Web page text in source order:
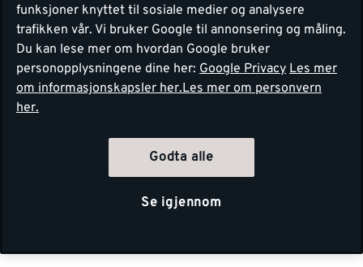
funksjoner knyttet til sosiale medier og analysere
trafikken vår. Vi bruker Google til annonsering og måling.
Du kan lese mer om hvordan Google bruker
personopplysningene dine her: Google Privacy Les mer
om informasjonskapsler her.Les mer om personvern
her.
Godta alle
Se igjennom